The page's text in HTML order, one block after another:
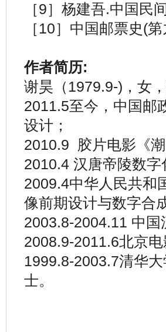
［9］杨建吾.中国民
［10］中国邮票史(
作者简历:
谢昊（1979.9-)，女
2011.5至今，中国邮
设计；
2010.9 胶片电影《
2010.4 汉唐帝陵数
2009.4中华人民共和
像前期设计与数字合
2003.8-2004.11 中
2008.9-2011.6北京
1999.8-2003.7清华
士。